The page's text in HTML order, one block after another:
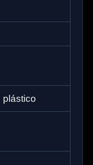
plástico